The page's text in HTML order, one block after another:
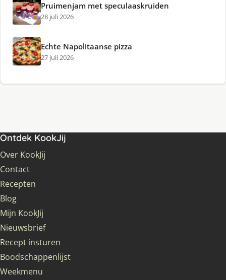
Pruimenjam met speculaaskruiden
28 juli 2026
Echte Napolitaanse pizza
27 juli 2026
Ontdek KookJij
Over KookJij
Contact
Recepten
Blog
Mijn KookJij
Nieuwsbrief
Recept insturen
Boodschappenlijst
Weekmenu